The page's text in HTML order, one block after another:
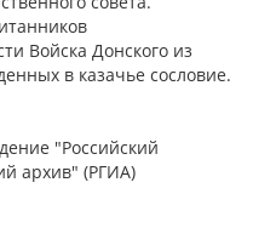
Войска Донского из
в казачье сословие.
"Российский
архив" (РГИА)